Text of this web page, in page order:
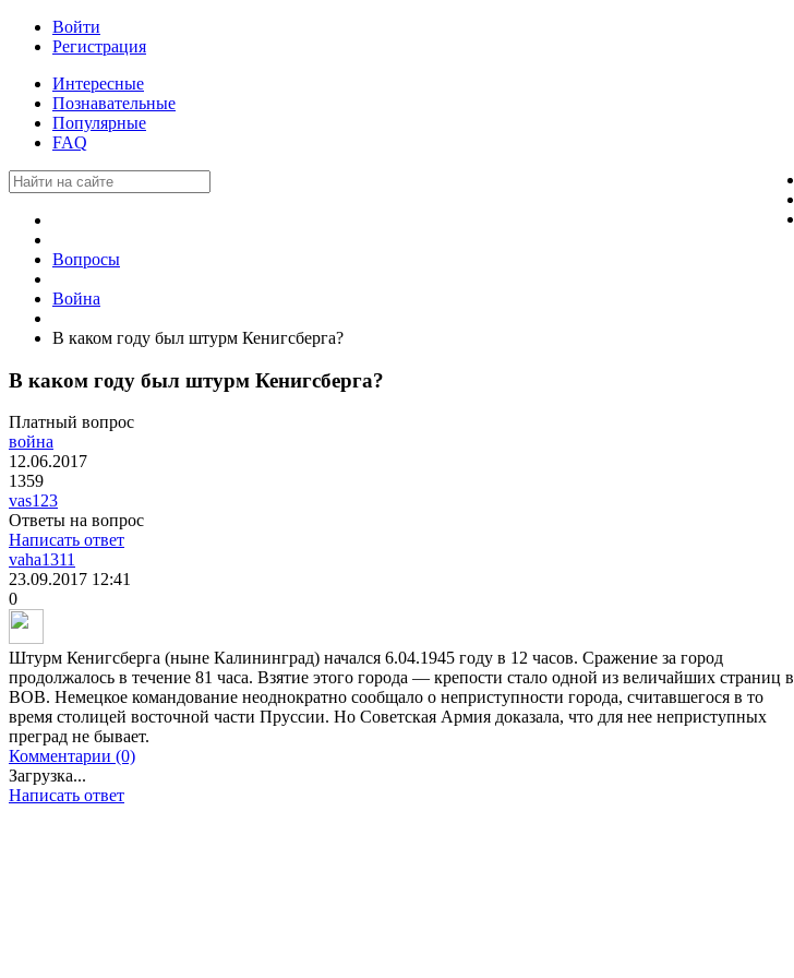
Войти
Регистрация
Интересные
Познавательные
Популярные
FAQ
Вопросы
Война
В каком году был штурм Кенигсберга?
В каком году был штурм Кенигсберга?
Платный вопрос
война
12.06.2017
1359
vas123
Ответы на вопрос
Написать ответ
vaha1311
23.09.2017 12:41
0
Штурм Кенигсберга (ныне Калининград) начался 6.04.1945 году в 12 часов. Сражение за город
продолжалось в течение 81 часа. Взятие этого города — крепости стало одной из величайших страниц в
ВОВ. Немецкое командование неоднократно сообщало о неприступности города, считавшегося в то
время столицей восточной части Пруссии. Но Советская Армия доказала, что для нее неприступных
преград не бывает.
Комментарии (0)
Загрузка...
Написать ответ